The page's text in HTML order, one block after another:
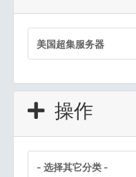
操作